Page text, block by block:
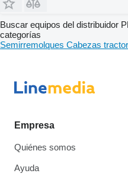
Buscar equipos del distribuidor
categorías
Semirremolques Cabezas
Empresa
Quiénes somos
Ayuda